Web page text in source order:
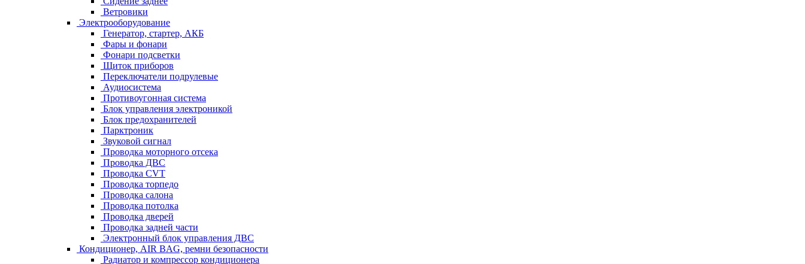
Ветровики
Электрооборудование
Генератор, стартер, АКБ
Фары и фонари
Фонари подсветки
Щиток приборов
Переключатели подрулевые
Аудиосистема
Противоугонная система
Блок управления электроникой
Блок предохранителей
Парктроник
Звуковой сигнал
Проводка моторного отсека
Проводка ДВС
Проводка CVT
Проводка торпедо
Проводка салона
Проводка потолка
Проводка дверей
Проводка задней части
Электронный блок управления ДВС
Кондиционер, AIR BAG, ремни безопасности
Радиатор и компрессор кондиционера